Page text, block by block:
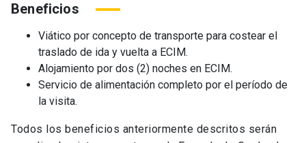
Beneficios
Viático por concepto de transporte para costear el
traslado de ida y vuelta a ECIM.
Alojamiento por dos (2) noches en ECIM.
Servicio de alimentación completo por el período de
la visita.
Todos los beneficios anteriormente descritos serán